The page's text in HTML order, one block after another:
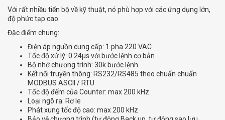
Với rất nhiều tiến bộ về kỹ thuật, nó phù hợp với các ứng dụng lớn,
độ phức tạp cao
Đặc điểm chung:
Điện áp nguồn cung cấp: 1 pha 220 VAC
Tốc độ xử lý: 0.24μs với bước lệnh cơ bản
Bộ nhớ chương trình: 30k bước lệnh
Kết nối truyền thông: RS232/RS485 theo chuẩn chuẩn
MODBUS ASCII / RTU
Tốc độ đếm của Counter: max 200 kHz
Loại ngõ ra: Rơ le
Phát xung tốc độ cao: max 200 kHz